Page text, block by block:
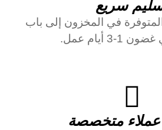
سريع
في المخزون إلى باب
3 أيام عمل.
متخصصة